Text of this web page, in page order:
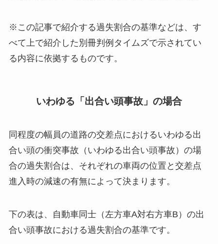
※この記事で紹介する過失割合の基準などは、す
べて上で紹介した別冊判例タイムズで示されてい
る内容に依拠するものです。
いわゆる「出合い頭事故」の場合
同程度の幅員の道路の交差点におけるいわゆる出
合い頭の衝突事故（いわゆる出合い頭事故）の場
合の過失割合は、それぞれの車両の位置と交差点
進入時の減速の有無によって決まります。
下の表は、自動車同士（左方車A対右方車B）の出
合い頭事故における過失割合の基準です。